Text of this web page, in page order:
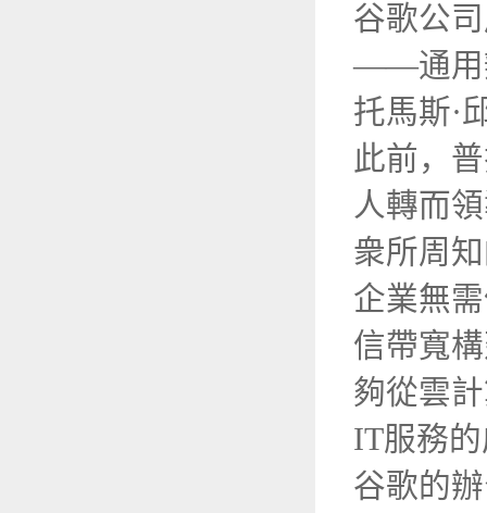
谷歌公
——通用
托馬斯·
此前，
人轉而
衆所周
企業無
信帶寬
夠從雲
IT服務
谷歌的